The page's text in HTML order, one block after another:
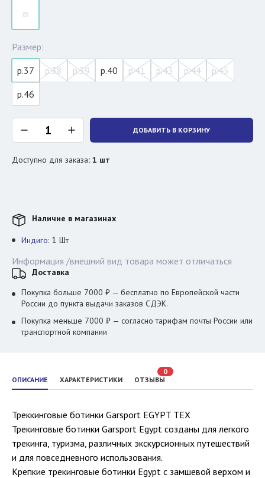
Размер:
р.37
р.38 р.39 р.40 р.41 р.43 р.44
р.45
р.46
ДОБАВИТЬ В КОРЗИНУ
Доступно для заказа: 1 шт
ОПИСАНИЕ ХАРАКТЕРИСТИКИ ОТЗЫВЫ
0
Треккинговые ботинки Garsport EGYPT TEX
Трекинговые ботинки Garsport Egypt созданы для легкого
трекинга, туризма, различных экскурсионных путешествий
и для повседневного использования.
Крепкие трекинговые ботинки Egypt с замшевой верхом и
Наличие в магазинах
Индиго: 1 Шт
Информация /внешний вид товара может отличаться
Доставка
Покупка больше 7000 ₽ — бесплатно по Европейской части
России до пункта выдачи заказов СДЭК.
Покупка меньше 7000 ₽ — согласно тарифам почты России или
транспортной компании